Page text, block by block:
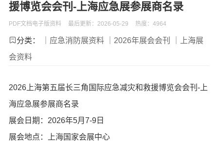
援博览会会刊-上海应急展参展商名录
PDF文档电子版资料 最后更新：2026-05-29 热度：4964
分类： ｜应急消防展资料 ｜2026年展会会刊
｜上海展
会资料
2026上海第五届长三角国际应急减灾和救援博览会会刊-上
海应急展参展商名录
展会日期：2026年5月7-9日
展会地点：上海国家会展中心